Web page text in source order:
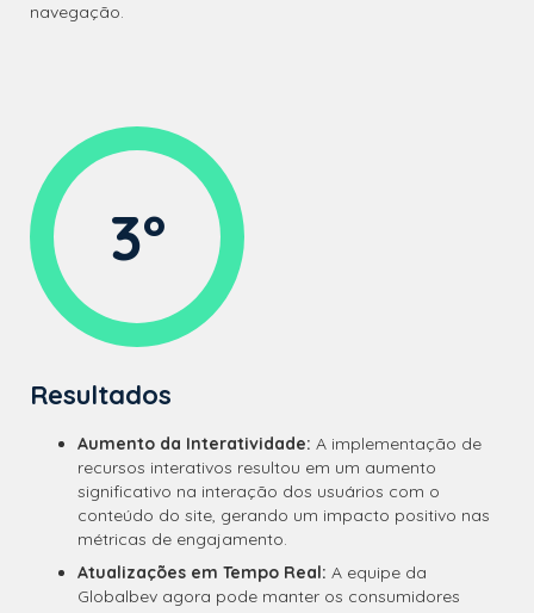
navegação.
3º
Resultados
Aumento da Interatividade: A implementação de
recursos interativos resultou em um aumento
significativo na interação dos usuários com o
conteúdo do site, gerando um impacto positivo nas
métricas de engajamento.
Atualizações em Tempo Real: A equipe da
Globalbev agora pode manter os consumidores